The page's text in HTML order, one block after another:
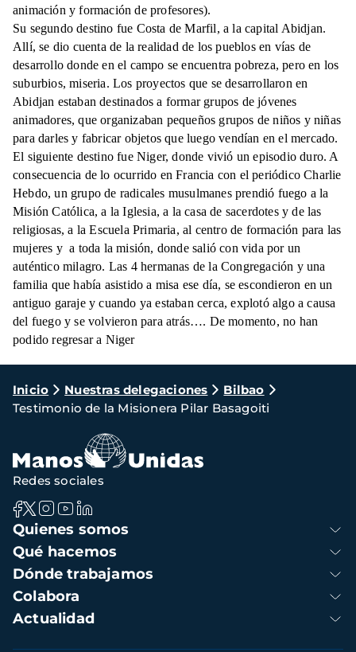
animación y formación de profesores).
Su segundo destino fue Costa de Marfil, a la capital Abidjan.
Allí, se dio cuenta de la realidad de los pueblos en vías de
desarrollo donde en el campo se encuentra pobreza, pero en los
suburbios, miseria. Los proyectos que se desarrollaron en
Abidjan estaban destinados a formar grupos de jóvenes
animadores, que organizaban pequeños grupos de niños y niñas
para darles y fabricar objetos que luego vendían en el mercado.
El siguiente destino fue Niger, donde vivió un episodio duro. A
consecuencia de lo ocurrido en Francia con el periódico Charlie
Hebdo, un grupo de radicales musulmanes prendió fuego a la
Misión Católica, a la Iglesia, a la casa de sacerdotes y de las
religiosas, a la Escuela Primaria, al centro de formación para las
mujeres y a toda la misión, donde salió con vida por un
auténtico milagro. Las 4 hermanas de la Congregación y una
familia que había asistido a misa ese día, se escondieron en un
antiguo garaje y cuando ya estaban cerca, explotó algo a causa
del fuego y se volvieron para atrás…. De momento, no han
podido regresar a Niger
Ruta
de
navegación
Inicio Nuestras delegaciones
Bilbao
Testimonio de la Misionera Pilar Basagoiti
Navegación
principal
Quienes somos
Qué hacemos
Dónde trabajamos
Colabora
Actualidad
Redes sociales